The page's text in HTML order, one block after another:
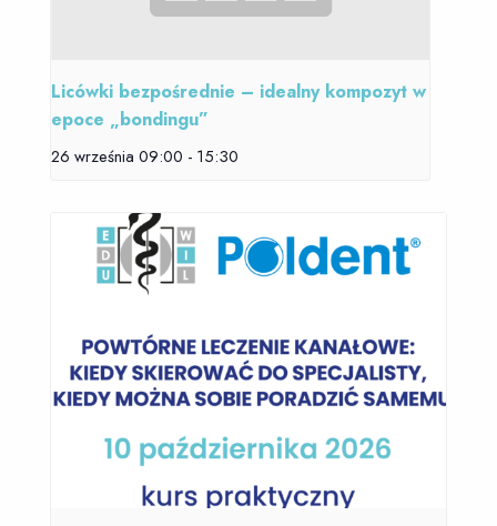
Licówki bezpośrednie – idealny kompozyt w
epoce „bondingu”
26 września 09:00 - 15:30